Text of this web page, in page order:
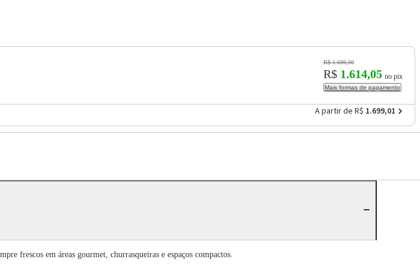
R$ 1.699,00
R$ 1.614,05 no pix
Mais formas de pagamento
A partir de R$ 1.699,01
frescos em áreas gourmet, churrasqueiras e espaços compactos.